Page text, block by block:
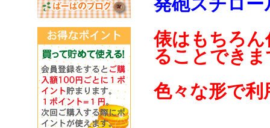
俵はもちろ
ることでき
色々な形で利